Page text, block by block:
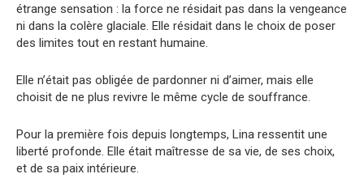
étrange sensation : la force ne résidait pas dans la vengeance
ni dans la colère glaciale. Elle résidait dans le choix de poser
des limites tout en restant humaine.
Elle n’était pas obligée de pardonner ni d’aimer, mais elle
choisit de ne plus revivre le même cycle de souffrance.
Pour la première fois depuis longtemps, Lina ressentit une
liberté profonde. Elle était maîtresse de sa vie, de ses choix,
et de sa paix intérieure.